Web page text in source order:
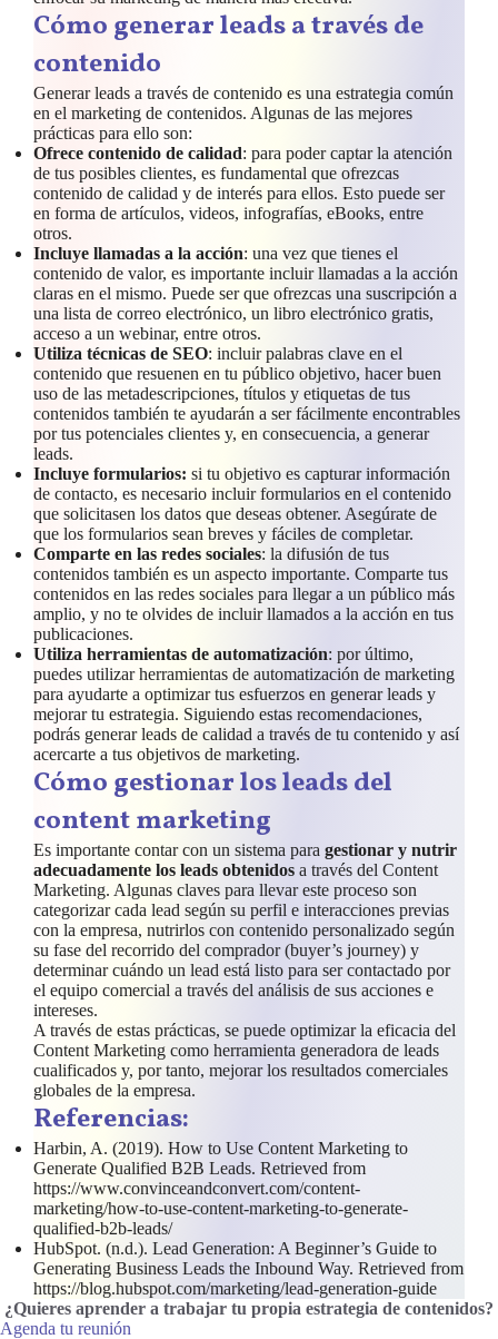
Cómo generar leads a través de
contenido
Generar leads a través de contenido es una estrategia común
en el marketing de contenidos. Algunas de las mejores
prácticas para ello son:
Ofrece contenido de calidad: para poder captar la atención
de tus posibles clientes, es fundamental que ofrezcas
contenido de calidad y de interés para ellos. Esto puede ser
en forma de artículos, videos, infografías, eBooks, entre
otros.
Incluye llamadas a la acción: una vez que tienes el
contenido de valor, es importante incluir llamadas a la acción
claras en el mismo. Puede ser que ofrezcas una suscripción a
una lista de correo electrónico, un libro electrónico gratis,
acceso a un webinar, entre otros.
Utiliza técnicas de SEO: incluir palabras clave en el
contenido que resuenen en tu público objetivo, hacer buen
uso de las metadescripciones, títulos y etiquetas de tus
contenidos también te ayudarán a ser fácilmente encontrables
por tus potenciales clientes y, en consecuencia, a generar
leads.
Incluye formularios: si tu objetivo es capturar información
de contacto, es necesario incluir formularios en el contenido
que solicitasen los datos que deseas obtener. Asegúrate de
que los formularios sean breves y fáciles de completar.
Comparte en las redes sociales: la difusión de tus
contenidos también es un aspecto importante. Comparte tus
contenidos en las redes sociales para llegar a un público más
amplio, y no te olvides de incluir llamados a la acción en tus
publicaciones.
Utiliza herramientas de automatización: por último,
puedes utilizar herramientas de automatización de marketing
para ayudarte a optimizar tus esfuerzos en generar leads y
mejorar tu estrategia. Siguiendo estas recomendaciones,
podrás generar leads de calidad a través de tu contenido y así
acercarte a tus objetivos de marketing.
Cómo gestionar los leadsdel
content marketing
Es importante contar con un sistema para gestionar y nutrir
adecuadamente los leads obtenidos a través del Content
Marketing. Algunas claves para llevar este proceso son
categorizar cada lead según su perfil e interacciones previas
con la empresa, nutrirlos con contenido personalizado según
su fase del recorrido del comprador (buyer’s journey) y
determinar cuándo un lead está listo para ser contactado por
el equipo comercial a través del análisis de sus acciones e
intereses.
A través de estas prácticas, se puede optimizar la eficacia del
Content Marketing como herramienta generadora de leads
cualificados y, por tanto, mejorar los resultados comerciales
globales de la empresa.
Referencias:
Harbin, A. (2019). How to Use Content Marketing to
Generate Qualified B2B Leads. Retrieved from
https://www.convinceandconvert.com/content-
marketing/how-to-use-content-marketing-to-generate-
qualified-b2b-leads/
HubSpot. (n.d.). Lead Generation: A Beginner’s Guide to
Generating Business Leads the Inbound Way. Retrieved from
https://blog.hubspot.com/marketing/lead-generation-guide
¿Quieres aprender a trabajar tu propia estrategia de contenidos?
Agenda tu reunión